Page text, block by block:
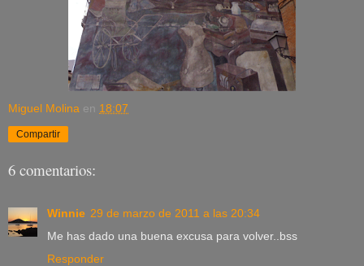
Miguel Molina en 18:07
Compartir
6 comentarios:
Winnie 29 de marzo de 2011 a las 20:34
Me has dado una buena excusa para volver..bss
Responder